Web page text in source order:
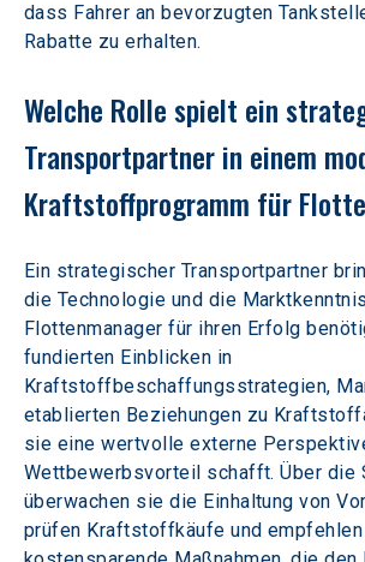
dass Fahrer an bevorzugten
Rabatte zu erhalten.
Welche Rolle spielt ein
Transportpartner in einem
Kraftstoffprogramm für
Ein strategischer Transportpartner
die Technologie und die
Flottenmanager für ihren Erfolg
fundierten Einblicken in
Kraftstoffbeschaffungsstrategien,
etablierten Beziehungen zu
sie eine wertvolle externe
Wettbewerbsvorteil schafft. Über die
überwachen sie die Einhaltung von
prüfen Kraftstoffkäufe und